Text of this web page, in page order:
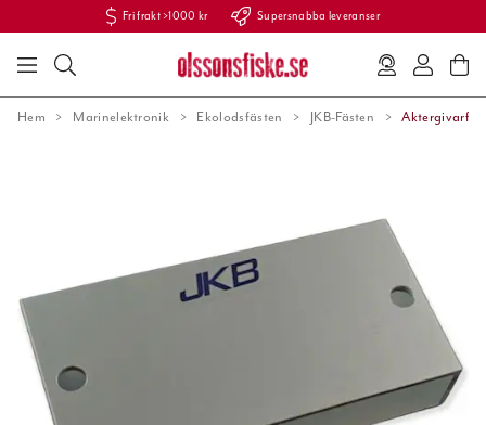
Fri frakt >1000 kr Supersnabba leveranser
Hem Marinelektronik Ekolodsfästen JKB-Fästen